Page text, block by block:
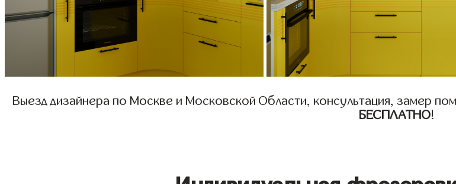
Выезд дизайнера по Москве и Московской Области, консультация, замер
БЕСПЛАТНО!